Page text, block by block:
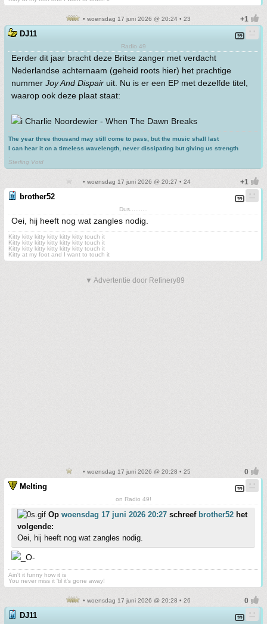
• woensdag 17 juni 2026 @ 20:24 • 23
DJ11
Radio 49
Eerder dit jaar bracht deze Britse zanger met verdacht
Nederlandse achternaam (geheid roots hier) het prachtige
nummer Joy And Dispair uit. Nu is er een EP met dezelfde titel,
waarop ook deze plaat staat:
Charlie Noordewier - When The Dawn Breaks
The year three thousand may still come to pass, but the music shall last
I can hear it on a timeless wavelength, never dissipating but giving us strength
Sterling Void
• woensdag 17 juni 2026 @ 20:27 • 24
brother52
Dus..........
Oei, hij heeft nog wat zangles nodig.
Kitty kitty kitty kitty kitty kitty touch it
Kitty kitty kitty kitty kitty kitty touch it
Kitty kitty kitty kitty kitty kitty touch it
Kitty at my foot and I want to touch it
▼ Advertentie door Refinery89
• woensdag 17 juni 2026 @ 20:28 • 25
Melting
on Radio 49!
Op woensdag 17 juni 2026 20:27 schreef brother52 het
volgende:
Oei, hij heeft nog wat zangles nodig.
Ain't it funny how it is
You never miss it 'til it's gone away!
• woensdag 17 juni 2026 @ 20:28 • 26
DJ11